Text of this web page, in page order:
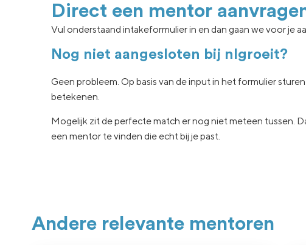
Direct een mentor
Vul onderstaand intakeformulier in en dan gaan we voor je
Nog niet aangesloten bij nlgroeit?
Geen probleem. Op basis van de input in het formulier
betekenen.
Mogelijk zit deperfecte match er nog niet meteen tussen.
een mentor te vinden die echt bij je past.
Andere relevante mentoren